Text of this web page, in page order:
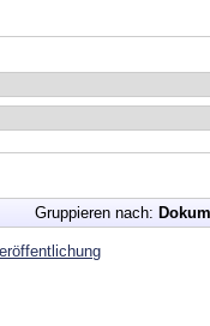
Gruppieren nach: